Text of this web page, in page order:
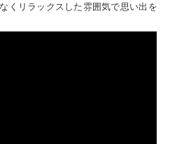
くリラックスした雰囲気で思い出を